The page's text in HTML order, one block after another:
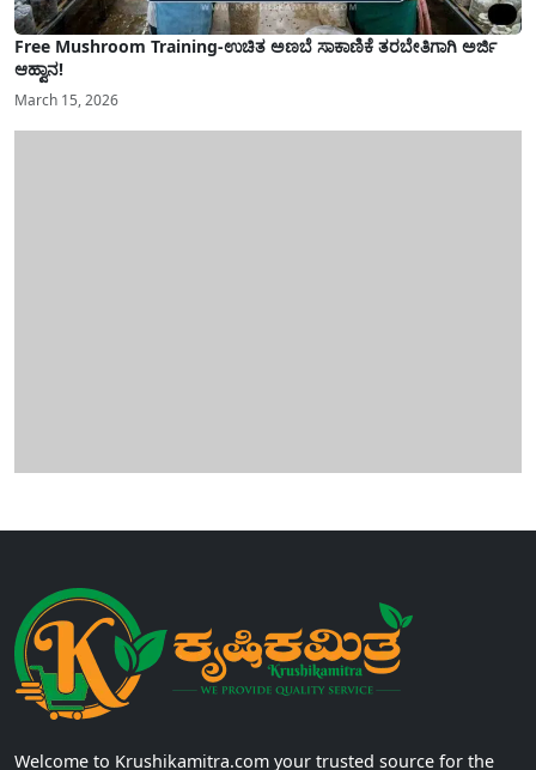
Free Mushroom Training-ಉಚಿತ ಅಣಬೆ ಸಾಕಾಣಿಕೆ ತರಬೇತಿಗಾಗಿ ಅರ್ಜಿ
ಆಹ್ವಾನ!
March 15, 2026
Welcome to Krushikamitra.com your trusted source for the